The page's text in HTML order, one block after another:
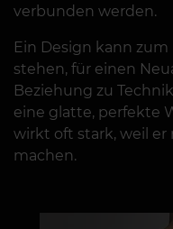
verbunden werden.
Ein Design kann
stehen, für einen
Beziehung zu
eine glatte, perfekte
wirkt oft stark, weil er
machen.